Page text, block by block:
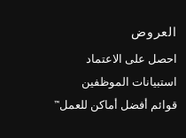
العروض
احصل على الاعتماد
استبيانات الموظفين
قوائم أفضل أماكن للعمل™